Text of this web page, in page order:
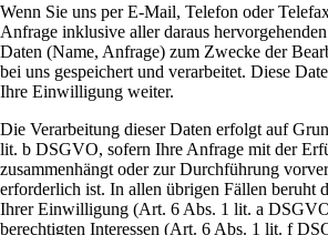
Wenn Sie uns per E-Mail, Telefon oder
Anfrage inklusive aller daraus
Daten (Name, Anfrage) zum Zwecke der
bei uns gespeichert und verarbeitet. Diese
Ihre Einwilligung weiter.
Die Verarbeitung dieser Daten erfolgt auf
lit. b DSGVO, sofern Ihre Anfrage mit der
zusammenhängt oder zur Durchführung
erforderlich ist. In allen übrigen Fällen beruht
Ihrer Einwilligung (Art. 6 Abs. 1 lit. a
berechtigten Interessen (Art. 6 Abs. 1 lit. f